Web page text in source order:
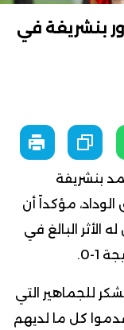
بنشريفة في
بنشريفة
مؤكداً أن
الأثر البالغ في
0.
للجماهير التي
كل ما لديهم